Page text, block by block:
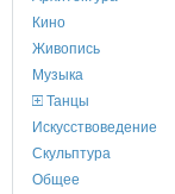
Кино
Живопись
Музыка
Танцы
Искусствоведение
Скульптура
Общее